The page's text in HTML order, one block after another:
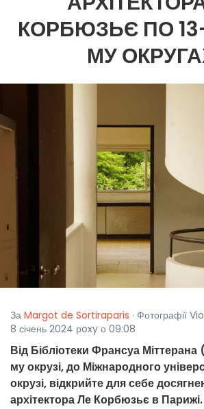
КОРБЮЗЬЄ ПО
МУ
За Margot de Sortiraparis · Фотографії
8 січень 2024 рoxy о 09:08
Від Бібліотеки Франсуа
му окрузі, до Міжнародного
окрузі, відкрийте для себе
архітектора Ле Корбюзьє в Парижі.